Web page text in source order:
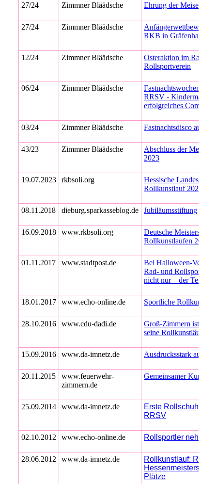
27/24 Zimmner Bläädsche Ehrung der Meiser
27/24 Zimmner Bläädsche
Anfängerwettbewerb
RKB in Gräfenhausen
12/24 Zimmner Bläädsche
Osteraktion im Rad- &
Rollsportverein
06/24 Zimmner Bläädsche
Fastnachtswochenende
RRSV -
erfolgreiches
03/24 Zimmner Bläädsche Fastnachtsdisco auf
43/23 Zimmner Bläädsche
Abschluss der
2023
19.07.2023 rkbsoli.org
Hessische
Rollkunstlauf 2023
08.11.2018 dieburg.sparkasseblog.de Jubiläumsstiftung
16.09.2018 www.rkbsoli.org
Deutsche
Rollkunstlaufen 2018
01.11.2017 www.stadtpost.de
Bei Halloween-
Rad- und
nicht nur – der Teufel
18.01.2017 www.echo-online.de Sportliche
28.10.2016 www.cdu-dadi.de
Groß-Zimmern ist
seine Rollkunstläufer
15.09.2016 www.da-imnetz.de Ausdrucksstark auf
20.11.2015
www.feuerwehr-
zimmern.de
Gemeinsamer Kurs in
25.09.2014 www.da-imnetz.de
Erste
RRSV
02.10.2012 www.echo-online.de Rollsportler nehmen
28.06.2012 www.da-imnetz.de
Rollkunstlauf: RRSV
Plätze